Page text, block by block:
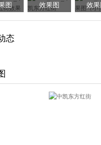
图 效果图 效果
态